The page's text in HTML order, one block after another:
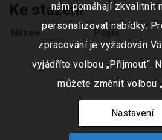
Ke stažení
Název Popis
nám pomáhají zkvalitnit
personalizovat nabídky.
zpracování je vyžadován
vyjádříte volbou „Přijmout“.
můžete změnit volbou
Nastavení